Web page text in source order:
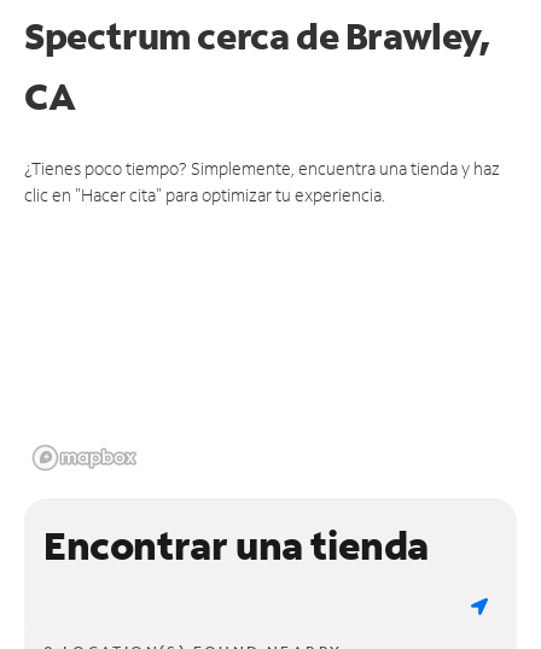
Spectrum cerca deBrawley,
CA
¿Tienes poco tiempo? Simplemente, encuentra una tienda y haz
clic en "Hacer cita" para optimizar tu experiencia.
Encontrar una tienda